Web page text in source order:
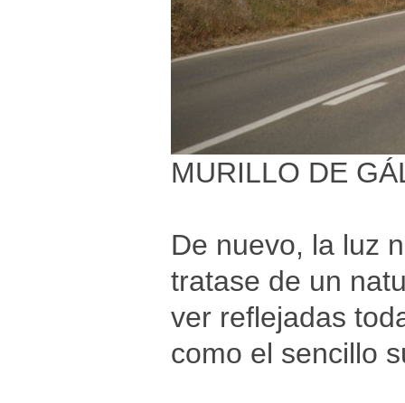
MURILLO DE
De nuevo, la luz
tratase de un
ver reflejadas
como el sencillo